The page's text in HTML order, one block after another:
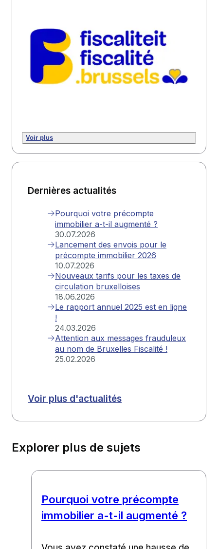
Voir plus
Dernières actualités
Pourquoi votre précompte
immobilier a-t-il augmenté ?
30.07.2026
Lancement des envois pour le
précompte immobilier 2026
10.07.2026
Nouveaux tarifs pour les taxes de
circulation bruxelloises
18.06.2026
Le rapport annuel 2025 est en ligne
!
24.03.2026
Attention aux messages frauduleux
au nom de Bruxelles Fiscalité !
25.02.2026
Voir plus d'actualités
Explorer plus de sujets
Pourquoi votre précompte
immobilier a-t-il augmenté ?